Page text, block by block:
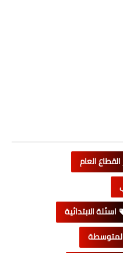
القطاع العام
اسئلة الابتدائية